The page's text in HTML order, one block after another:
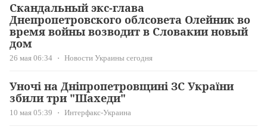
Скандальный экс-глава
Днепропетровского облсовета Олейник во
время войны возводит в Словакии новый
дом
26 мая 06:34 Новости Украины сегодня
Уночі на Дніпропетровщині ЗС України
збили три "Шахеди"
10 мая 05:39 Интерфакс-Украина